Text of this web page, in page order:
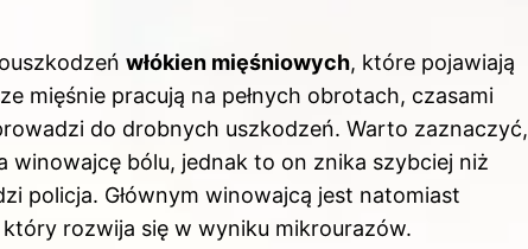
włókien mięśniowych, które pojawiają
mięśnie pracują na pełnych obrotach, czasami
do drobnych uszkodzeń. Warto zaznaczyć,
winowajcę bólu, jednak to on znika szybciej niż
policja. Głównym winowajcą jest natomiast
rozwija się w wyniku mikrourazów.